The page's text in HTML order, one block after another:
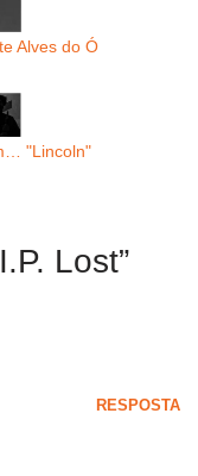
Alves do Ó
"Lincoln"
Lost”
RESPOSTA